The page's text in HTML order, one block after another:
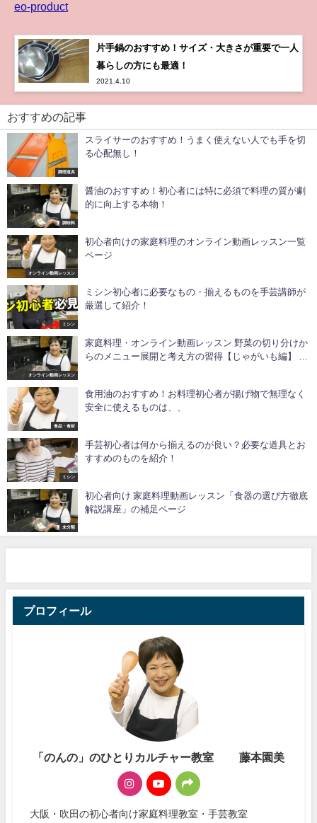
eo-product
片手鍋のおすすめ！サイズ・大きさが重要で一人
暮らしの方にも最適！
2021.4.10
おすすめの記事
調理道具
スライサーのおすすめ！うまく使えない人でも手を切
る心配無し！
調味料
醤油のおすすめ！初心者には特に必須で料理の質が劇
的に向上する本物！
オンライン動画レッスン
初心者向けの家庭料理のオンライン動画レッスン一覧
ページ
ミシン
ミシン初心者に必要なもの・揃えるものを手芸講師が
厳選して紹介！
オンライン動画レッスン
家庭料理・オンライン動画レッスン 野菜の切り分けか
らのメニュー展開と考え方の習得【じゃがいも編】 の
食品・食材
食用油のおすすめ！お料理初心者が揚げ物で無理なく
安全に使えるものは、、
ミシン
手芸初心者は何から揃えるのが良い？必要な道具とお
すすめのものを紹介！
未分類
初心者向け 家庭料理動画レッスン「食器の選び方徹底
解説講座」の補足ページ
プロフィール
「のんの」のひとりカルチャー教室 藤本園美
大阪・吹田の初心者向け家庭料理教室・手芸教室